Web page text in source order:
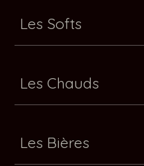
Les Softs
Les Chauds
Les Bières